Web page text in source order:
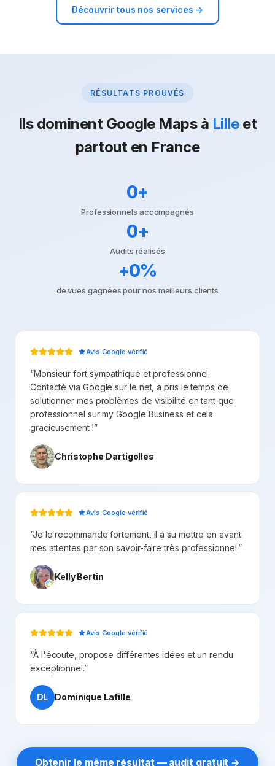
Découvrir tous nos services →
RÉSULTATS PROUVÉS
Ils dominent Google Maps à Lilleet
partout en France
0+
Professionnels accompagnés
0+
Audits réalisés
+0%
de vues gagnées pour nos meilleurs clients
Avis Google vérifié
“Monsieur fort sympathique et professionnel.
Contacté via Google sur le net, a pris le temps de
solutionner mes problèmes de visibilité en tant que
professionnel sur my Google Business et cela
gracieusement !”
Christophe Dartigolles
Avis Google vérifié
“Je le recommande fortement, il a su mettre en avant
mes attentes par son savoir-faire très professionnel.”
Kelly Bertin
Avis Google vérifié
“À l'écoute, propose différentes idées et un rendu
exceptionnel.”
DL Dominique Lafille
Obtenir le même résultat — audit gratuit →